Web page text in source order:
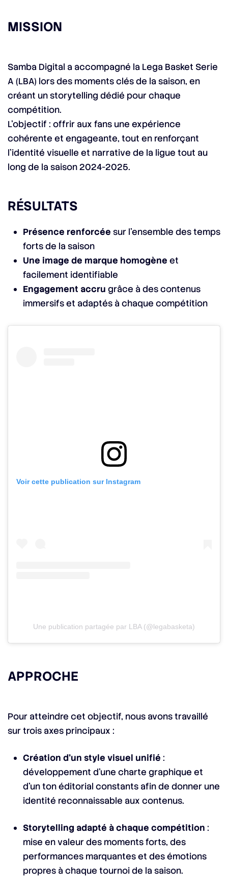
MISSION
Samba Digital a accompagné la Lega Basket Serie
A (LBA) lors des moments clés de la saison, en
créant un storytelling dédié pour chaque
compétition.
L’objectif : offrir aux fans une expérience
cohérente et engageante, tout en renforçant
l’identité visuelle et narrative de la ligue tout au
long de la saison 2024-2025.
RÉSULTATS
Présence renforcée sur l’ensemble des temps
forts de la saison
Une image de marque homogène et
facilement identifiable
Engagement accru grâce à des contenus
immersifs et adaptés à chaque compétition
Voir cette publication sur Instagram
Une publication partagée par LBA (@legabasketa)
APPROCHE
Pour atteindre cet objectif, nous avons travaillé
sur trois axes principaux :
Création d’un style visuel unifié :
développement d’une charte graphique et
d’un ton éditorial constants afin de donner une
identité reconnaissable aux contenus.
Storytelling adapté à chaque compétition :
mise en valeur des moments forts, des
performances marquantes et des émotions
propres à chaque tournoi de la saison.